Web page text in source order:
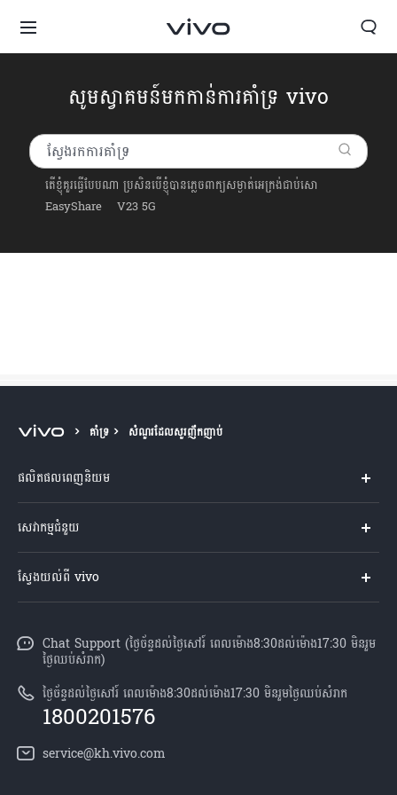
សូមស្វាគមន៍មកកាន់ការគាំទ្រ vivo
តើខ្ញុំគួរធ្វើបែបណា ប្រសិនបើខ្ញុំបានភ្លេចពាក្យសម្ងាត់អេក្រង់ជាប់សោ
EasyShare
V23 5G
គាំទ្រ សំណួរដែលសួរញឹកញាប់
ផលិតផលពេញនិយម
V60 Lite
V60 5G
V50 Lite
បណ្តាហាងលក់
គ្រប់ម៉ូឌែល
សេវាកម្មជំនួយ
មជ្ឈមណ្ឌល​សេវាកម្ម
Funtouch OS
ការផ្ទៀងផ្ទាត់ IMEI
ពិនិត្យតម្លៃគ្រឿងបន្លាស់
សេវាកម្មជួសជុលដោយដឹកយកទៅជូន
ស្វែងយល់ពី vivo
ព័ត៌មាន
អាជីពនៅ vivo
សេចក្តីជូនដំណឹងផ្លូវច្បាប់
អំពី​ពួក​យើង
Chat Support (ថ្ងៃច័ន្ទដល់ថ្ងៃសៅរ៍ ពេលម៉ោង8:30ដល់ម៉ោង17:30 មិនរួម
ថ្ងៃឈប់សំរាក)
ថ្ងៃច័ន្ទដល់ថ្ងៃសៅរ៍ ពេលម៉ោង8:30ដល់ម៉ោង17:30 មិនរួមថ្ងៃឈប់សំរាក
1800201576
service@kh.vivo.com